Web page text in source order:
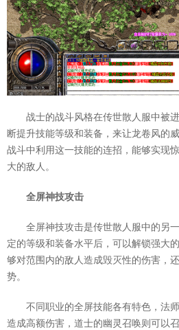
战士的战斗风格在传世散人服中被
断提升技能等级和装备，来让龙卷风的
战斗中利用这一技能的连招，能够实现
大的敌人。
全屏神技攻击
全屏神技攻击是传世散人服中的另
定的等级和装备水平后，可以解锁强大
够对范围内的敌人造成毁灭性的伤害，
势。
不同职业的全屏技能各有特色，法
造成高额伤害，道士的幽灵召唤则可以